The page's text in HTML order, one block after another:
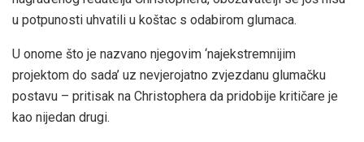
u potpunosti uhvatili u koštac s odabirom glumaca.
U onome što je nazvano njegovim ‘najekstremnijim
projektom do sada’ uz nevjerojatno zvjezdanu glumačku
postavu – pritisak na Christophera da pridobije kritičare je
kao nijedan drugi.